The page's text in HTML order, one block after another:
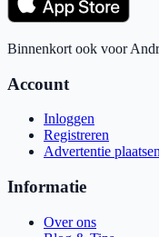
Binnenkort ook voor
Account
Inloggen
Registreren
Advertentie plaatsen
Informatie
Over ons